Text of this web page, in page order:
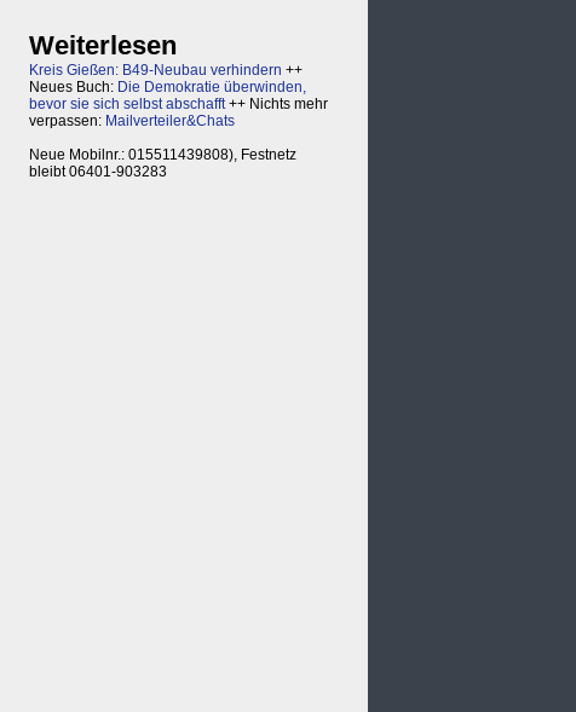
Weiterlesen
Kreis Gießen: B49-Neubau verhindern ++
Neues Buch: Die Demokratie überwinden,
bevor sie sich selbst abschafft++ Nichts mehr
verpassen: Mailverteiler&Chats
Neue Mobilnr.: 015511439808), Festnetz
bleibt 06401-903283